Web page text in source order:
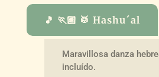
🎵 🏃🏽 🥁 Hashu´al
Maravillosa danza
incluído.